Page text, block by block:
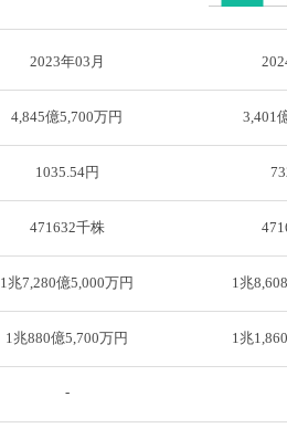
2023年03月
4,845億5,700万円 3,401
1035.54円
471632千株
1兆7,280億5,000万円 1兆
1兆880億5,700万円 1兆
-